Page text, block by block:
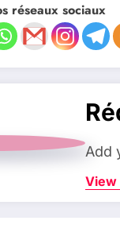
réseaux sociaux
Add
View